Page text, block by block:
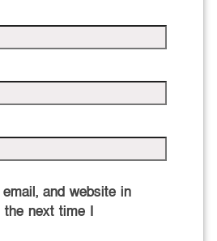
and website in
next time I